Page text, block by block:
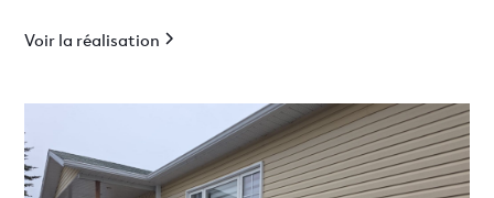
Voir la réalisation